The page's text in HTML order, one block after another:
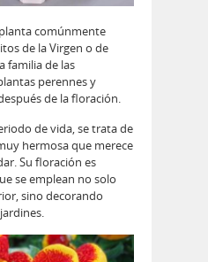
comúnmente
de la Virgen o de
familia de las
perennes y
de la floración.
de vida, se trata de
hermosa que merece
Su floración es
se emplean no solo
sino decorando